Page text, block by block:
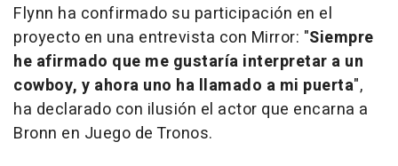
Flynn ha confirmado su participación en el
proyecto en una entrevista con Mirror: "Siempre
he afirmado que me gustaría interpretar a un
cowboy, y ahora uno ha llamado a mi puerta",
ha declarado con ilusión el actor que encarna a
Bronn en Juego de Tronos.